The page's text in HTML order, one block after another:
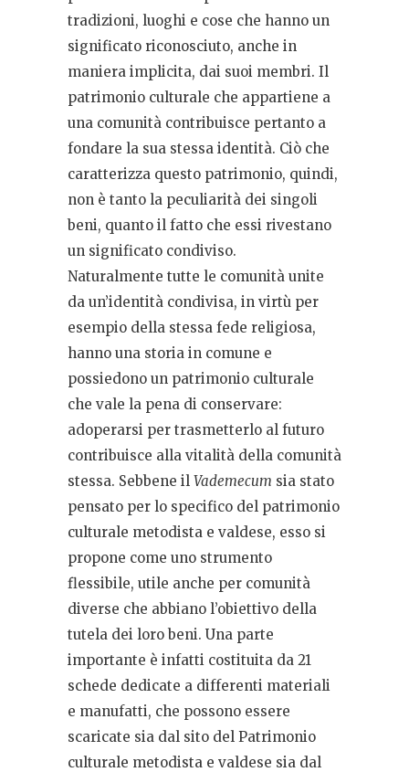
tradizioni, luoghi e cose che hanno un
significato riconosciuto, anche in
maniera implicita, dai suoi membri. Il
patrimonio culturale che appartiene a
una comunità contribuisce pertanto a
fondare la sua stessa identità. Ciò che
caratterizza questo patrimonio, quindi,
non è tanto la peculiarità dei singoli
beni, quanto il fatto che essi rivestano
un significato condiviso.
Naturalmente tutte le comunità unite
da un’identità condivisa, in virtù per
esempio della stessa fede religiosa,
hanno una storia in comune e
possiedono un patrimonio culturale
che vale la pena di conservare:
adoperarsi per trasmetterlo al futuro
contribuisce alla vitalità della comunità
stessa. Sebbene il Vademecum sia stato
pensato per lo specifico del patrimonio
culturale metodista e valdese, esso si
propone come uno strumento
flessibile, utile anche per comunità
diverse che abbiano l’obiettivo della
tutela dei loro beni. Una parte
importante è infatti costituita da 21
schede dedicate a differenti materiali
e manufatti, che possono essere
scaricate sia dal sito del Patrimonio
culturale metodista e valdese sia dal